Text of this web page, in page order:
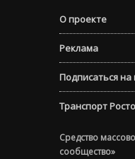
О проекте
Реклама
Подписаться на
Транспорт
Средство
сообщество»